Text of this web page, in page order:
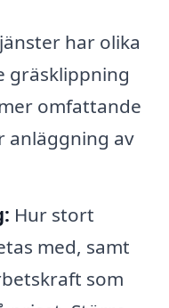
har olika
gräsklippning
omfattande
anläggning av
Hur stort
med, samt
som